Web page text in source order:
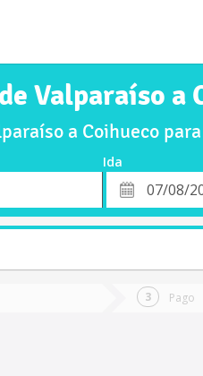
Valparaíso a
a Coihueco
Ida
Fecha
de
Pago